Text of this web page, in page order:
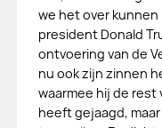
we het over kunnen
president Donald
ontvoering van de
nu ook zijn zinnen
waarmee hij de rest
heeft gejaagd,